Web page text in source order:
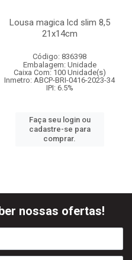
Lousa magica lcd slim 8,5
21x14cm
Código: 836398
Embalagem: Unidade
Caixa Com: 100 Unidade(s)
Inmetro: ABCP-BRI-0416-2023-34
IPI: 6.5%
Faça seu login ou
cadastre-se para
comprar.
nossas ofertas!